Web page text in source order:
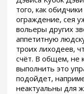
того, как
ограждение, сея
вольеры других
аппетитную
троих лиходеев,
счёт. В общем, не
выполнить это
подойдет,
неактуальны для